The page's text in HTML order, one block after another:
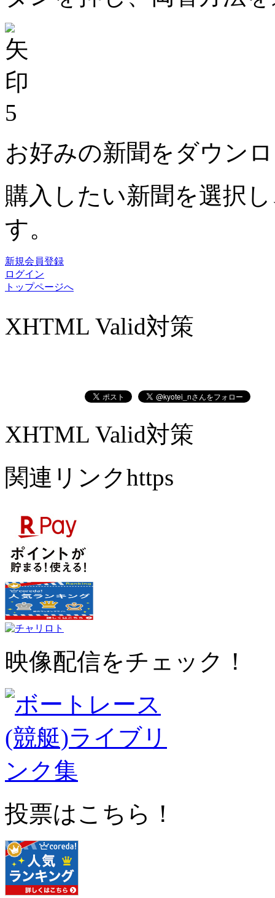
5
お好みの新聞をダウン
購入したい新聞を選択
す。
新規会員登録
ログイン
トップページへ
XHTML Valid対策
XHTML Valid対策
関連リンクhttps
映像配信をチェック！
投票はこちら！